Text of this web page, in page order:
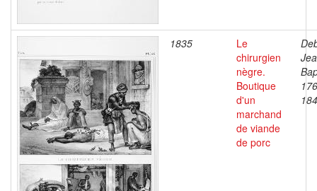
1835
Le
chirurgien
nègre.
Boutique
d'un
marchand
de viande
de porc